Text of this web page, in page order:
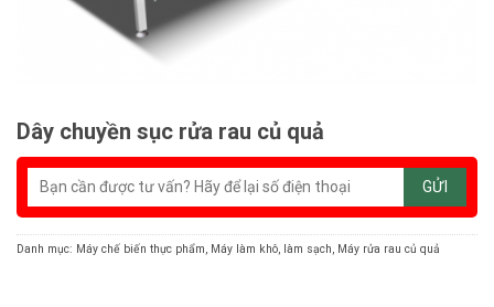
Dây chuyền sục rửa rau củ quả
Danh mục: Máy chế biến thực phẩm, Máy làm khô, làm sạch, Máy rửa rau củ quả